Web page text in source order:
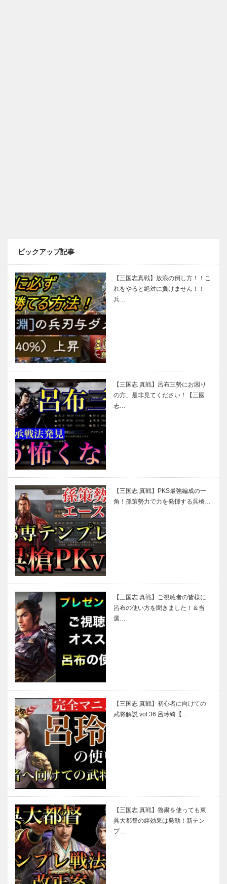
ピックアップ記事
【三国志真戦】放浪の倒し方！！こ
れをやると絶対に負けません！！
兵…
【三国志 真戦】呂布三勢にお困り
の方、是非見てください！【三國
志…
【三国志 真戦】PKS最強編成の一
角！孫策勢力で力を発揮する呉槍…
【三国志 真戦】ご視聴者の皆様に
呂布の使い方を聞きました！＆当
選…
【三国志 真戦】初心者に向けての
武将解説 vol.36 呂玲綺【…
【三国志 真戦】魯粛を使っても東
呉大都督の絆効果は発動！新テン
プ…